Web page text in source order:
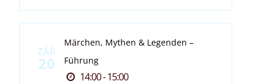
ZÁŘ
20
Märchen, Mythen & Legenden –
Führung
14:00 - 15:00